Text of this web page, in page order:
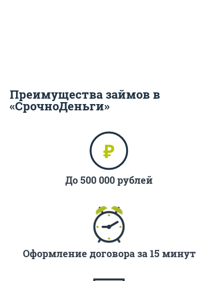
Преимущества займов в
«СрочноДеньги»
До 500 000 рублей
Оформление договора за 15 минут